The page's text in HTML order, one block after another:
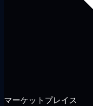
マーケットプレイス